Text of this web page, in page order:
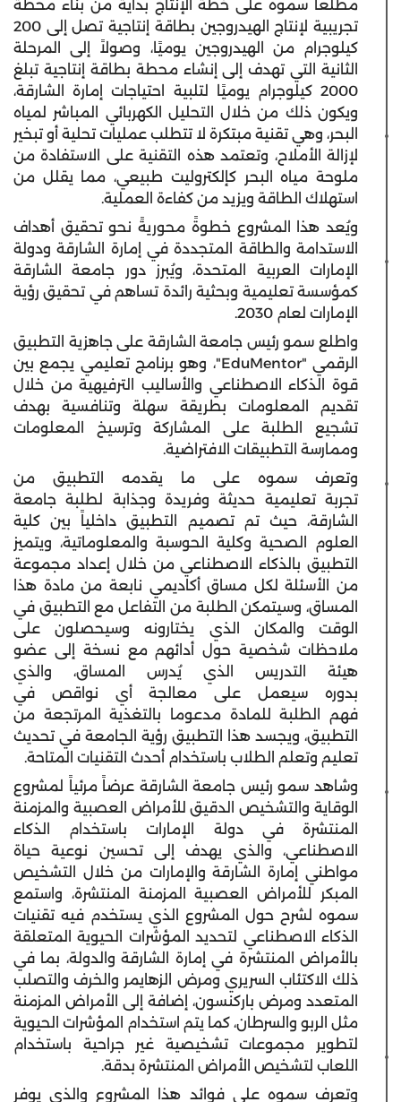
مطلعاً سموه على خطة الإنتاج بداية من بناء محطة
تجريبية لإنتاج الهيدروجين بطاقة إنتاجية تصل إلى 200
كيلوجرام من الهيدروجين يوميًا، وصولاً إلى المرحلة
الثانية التي تهدف إلى إنشاء محطة بطاقة إنتاجية تبلغ
2000 كيلوجرام يوميًا لتلبية احتياجات إمارة الشارقة،
ويكون ذلك من خلال التحليل الكهربائي المباشر لمياه
البحر، وهي تقنية مبتكرة لا تتطلب عمليات تحلية أو تبخير
لإزالة الأملاح، وتعتمد هذه التقنية على الاستفادة من
ملوحة مياه البحر كإلكتروليت طبيعي، مما يقلل من
استهلاك الطاقة ويزيد من كفاءة العملية.
ويُعد هذا المشروع خطوةً محوريةً نحو تحقيق أهداف
الاستدامة والطاقة المتجددة في إمارة الشارقة ودولة
الإمارات العربية المتحدة، ويُبرز دور جامعة الشارقة
كمؤسسة تعليمية وبحثية رائدة تساهم في تحقيق رؤية
الإمارات لعام 2030.
واطلع سمو رئيس جامعة الشارقة على جاهزية التطبيق
الرقمي "EduMentor"، وهو برنامج تعليمي يجمع بين
قوة الذكاء الاصطناعي والأساليب الترفيهية من خلال
تقديم المعلومات بطريقة سهلة وتنافسية بهدف
تشجيع الطلبة على المشاركة وترسيخ المعلومات
وممارسة التطبيقات الافتراضية.
وتعرف سموه على ما يقدمه التطبيق من
تجربة تعليمية حديثة وفريدة وجذابة لطلبة جامعة
الشارقة، حيث تم تصميم التطبيق داخلياً بين كلية
العلوم الصحية وكلية الحوسبة والمعلوماتية، ويتميز
التطبيق بالذكاء الاصطناعي من خلال إعداد مجموعة
من الأسئلة لكل مساق أكاديمي نابعة من مادة هذا
المساق، وسيتمكن الطلبة من التفاعل مع التطبيق في
الوقت والمكان الذي يختارونه وسيحصلون على
ملاحظات شخصية حول أدائهم مع نسخة إلى عضو
هيئة التدريس الذي يُدرس المساق، والذي
بدوره سيعمل على معالجة أي نواقص في
فهم الطلبة للمادة مدعوما بالتغذية المرتجعة من
التطبيق، ويجسد هذا التطبيق رؤية الجامعة في تحديث
تعليم وتعلم الطلاب باستخدام أحدث التقنيات المتاحة.
وشاهد سمو رئيس جامعة الشارقة عرضاً مرئياً لمشروع
الوقاية والتشخيص الدقيق للأمراض العصبية والمزمنة
المنتشرة في دولة الإمارات باستخدام الذكاء
الاصطناعي، والذي يهدف إلى تحسين نوعية حياة
مواطني إمارة الشارقة والإمارات من خلال التشخيص
المبكر للأمراض العصبية المزمنة المنتشرة، واستمع
سموه لشرح حول المشروع الذي يستخدم فيه تقنيات
الذكاء الاصطناعي لتحديد المؤشرات الحيوية المتعلقة
بالأمراض المنتشرة في إمارة الشارقة والدولة، بما في
ذلك الاكتئاب السريري ومرض الزهايمر والخرف والتصلب
المتعدد ومرض باركنسون، إضافة إلى الأمراض المزمنة
مثل الربو والسرطان، كما يتم استخدام المؤشرات الحيوية
لتطوير مجموعات تشخيصية غير جراحية باستخدام
اللعاب لتشخيص الأمراض المنتشرة بدقة.
وتعرف سموه على فوائد هذا المشروع والذي يوفر